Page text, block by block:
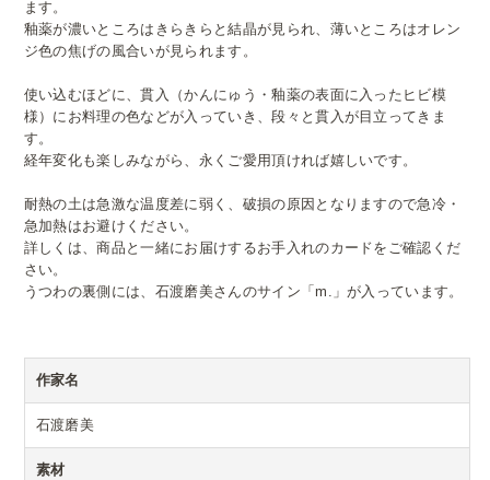
ます。
釉薬が濃いところはきらきらと結晶が見られ、薄いところはオレン
ジ色の焦げの風合いが見られます。
使い込むほどに、貫入（かんにゅう・釉薬の表面に入ったヒビ模
様）にお料理の色などが入っていき、段々と貫入が目立ってきま
す。
経年変化も楽しみながら、永くご愛用頂ければ嬉しいです。
耐熱の土は急激な温度差に弱く、破損の原因となりますので急冷・
急加熱はお避けください。
詳しくは、商品と一緒にお届けするお手入れのカードをご確認くだ
さい。
うつわの裏側には、石渡磨美さんのサイン「m.」が入っています。
作家名
石渡磨美
素材